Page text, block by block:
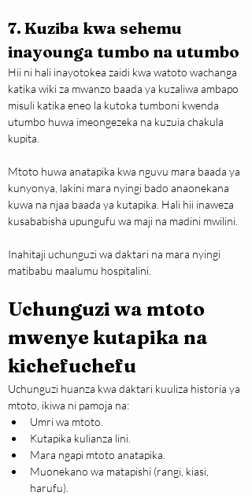
7. Kuziba kwa sehemu
inayounga tumbo na utumbo
Hii ni hali inayotokea zaidi kwa watoto wachanga
katika wiki za mwanzo baada ya kuzaliwa ambapo
misuli katika eneo la kutoka tumboni kwenda
utumbo huwa imeongezeka na kuzuia chakula
kupita.
Mtoto huwa anatapika kwa nguvu mara baada ya
kunyonya, lakini mara nyingi bado anaonekana
kuwa na njaa baada ya kutapika. Hali hii inaweza
kusababisha upungufu wa maji na madini mwilini.
Inahitaji uchunguzi wa daktari na mara nyingi
matibabu maalumu hospitalini.
Uchunguzi wa mtoto
mwenye kutapika na
kichefuchefu
Uchunguzi huanza kwa daktari kuuliza historia ya
mtoto, ikiwa ni pamoja na:
Umri wa mtoto.
Kutapika kulianza lini.
Mara ngapi mtoto anatapika.
Muonekano wa matapishi (rangi, kiasi,
harufu).